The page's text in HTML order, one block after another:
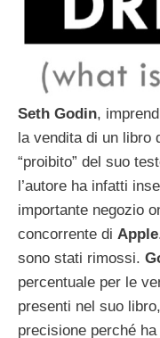
Seth Godin,
la vendita di un libro
“proibito” del suo
l’autore ha infatti
importante negozio
concorrente di Apple
sono stati rimossi.
percentuale per le
presenti nel suo
precisione perché